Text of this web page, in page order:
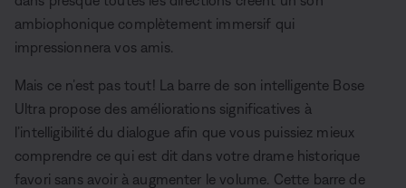
ambiophonique complètement immersif qui
impressionnera vos amis.
Mais ce n’est pas tout! La barre de son intelligente Bose
Ultra propose des améliorations significatives à
l’intelligibilité du dialogue afin que vous puissiez mieux
comprendre ce qui est dit dans votre drame historique
favori sans avoir à augmenter le volume. Cette barre de